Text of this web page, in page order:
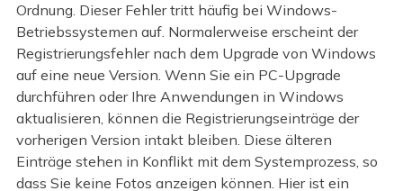
Ordnung. Dieser Fehler tritt häufig bei Windows-
Betriebssystemen auf. Normalerweise erscheint der
Registrierungsfehler nach dem Upgrade von Windows
auf eine neue Version. Wenn Sie ein PC-Upgrade
durchführen oder Ihre Anwendungen in Windows
aktualisieren, können die Registrierungseinträge der
vorherigen Version intakt bleiben. Diese älteren
Einträge stehen in Konflikt mit dem Systemprozess, so
dass Sie keine Fotos anzeigen können. Hier ist ein